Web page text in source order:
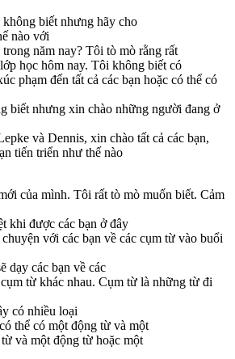
biết nhưng hãy cho
nào với
năm nay? Tôi tò mò rằng rất
học hôm nay. Tôi không biết có
phạm đến tất cả các bạn hoặc có thể có
biết nhưng xin chào những người đang ở
và Dennis, xin chào tất cả các bạn,
tiến triển như thế nào
của mình. Tôi rất tò mò muốn biết. Cảm
khi được các bạn ở đây
với các bạn về các cụm từ vào buổi
dạy các bạn về các
từ khác nhau. Cụm từ là những từ đi
có nhiều loại
thể có một động từ và một
và một động từ hoặc một